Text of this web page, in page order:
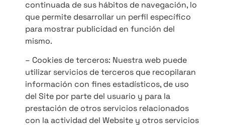
continuada de sus hábitos de navegación, lo
que permite desarrollar un perfil específico
para mostrar publicidad en función del
mismo.
– Cookies de terceros: Nuestra web puede
utilizar servicios de terceros que recopilaran
información con fines estadísticos, de uso
del Site por parte del usuario y para la
prestación de otros servicios relacionados
con la actividad del Website y otros servicios